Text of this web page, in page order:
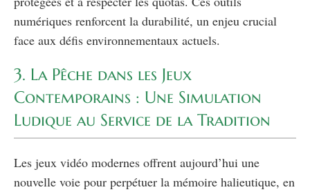
numériques renforcent la durabilité, un enjeu crucial
face aux défis environnementaux actuels.
3. La Pêche dans les Jeux
Contemporains : Une Simulation
Ludique au Service de la Tradition
Les jeux vidéo modernes offrent aujourd’hui une
nouvelle voie pour perpétuer la mémoire halieutique, en